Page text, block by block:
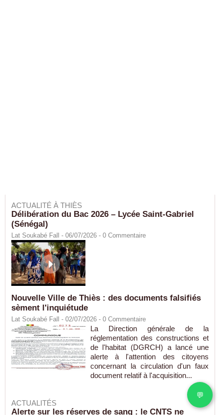
ACTUALITÉ À THIÈS
Délibération du Bac 2026 – Lycée Saint-Gabriel
(Sénégal)
Lat Soukabé Fall - 06/07/2026 - 0 Commentaire
Nouvelle Ville de Thiès : des documents falsifiés
sèment l'inquiétude
Lat Soukabé Fall - 02/07/2026 - 0 Commentaire
La Direction générale de la
réglementation des constructions et
de l'habitat (DGRCH) a lancé une
alerte à l'attention des citoyens
concernant la circulation d'un faux
document relatif à l'acquisition...
ACTUALITÉS
Alerte sur les réserves de sang : le CNTS ne
💬